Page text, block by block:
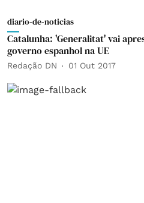
diario-de-noticias
Catalunha: 'Generalitat' vai
governo espanhol na UE
Redação DN 01 Out 2017